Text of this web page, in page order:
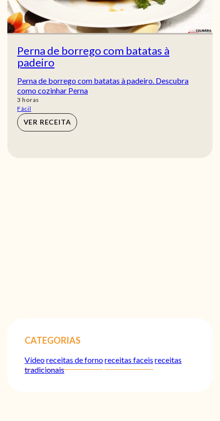
Perna de borrego com batatas à
padeiro
Perna de borrego com batatas à padeiro. Descubra
como cozinhar Perna
3 horas
horas
Fácil
VER RECEITA
CATEGORIAS
Vídeoreceitas de fornoreceitas faceis receitas
tradicionais